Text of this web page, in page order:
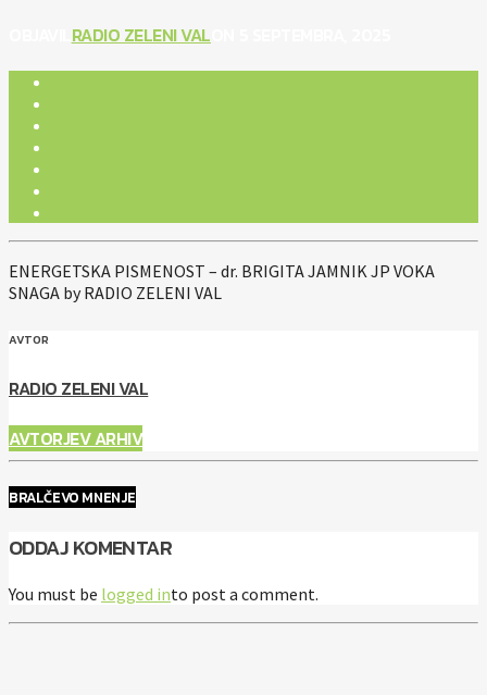
RADIO ZELENI VAL
ENERGETSKA PISMENOST – dr. BRIGITA JAMNIK JP VOKA
SNAGA by RADIO ZELENI VAL
AVTOR
RADIO ZELENI VAL
AVTORJEV ARHIV
BRALČEVO MNENJE
ODDAJ KOMENTAR
You must be logged into post a comment.